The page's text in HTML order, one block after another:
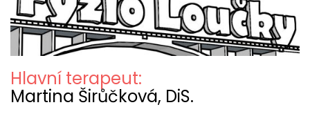
Hlavní terapeut:
Martina Širůčková, DiS.